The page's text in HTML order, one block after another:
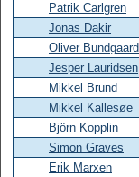
Patrik Carlgren
Jonas Dakir
Oliver Bundgaard
Jesper Lauridsen
Mikkel Brund
Mikkel Kallesøe
Björn Kopplin
Simon Graves
Erik Marxen